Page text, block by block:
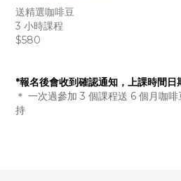
送精選咖啡豆
3 小時課程
$580
*報名後會收到確認通知，上課時間日
＊ 一次過參加 3 個課程送 6 個月咖
持